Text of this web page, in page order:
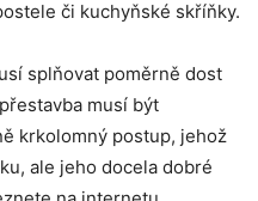
či kuchyňské skříňky.
splňovat poměrně dost
musí být
krkolomný postup, jehož
ale jeho docela dobré